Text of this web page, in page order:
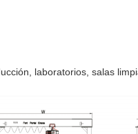
laboratorios, salas